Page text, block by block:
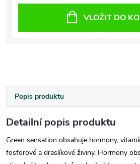
VLOŽIT DO
Popis produktu
Detailní popis produktu
Green sensation obsahuje hormony,
fosforové a draslíkové živiny. Hormony